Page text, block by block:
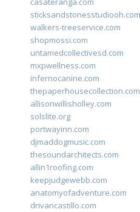
sticksandstonesstudiooh.com
walkers-treeservice.com
shopmossi.com
untamedcollectivesd.com
mxpwellness.com
infernocanine.com
thepaperhousecollection.com
allisonwillisholley.com
solslite.org
portwayinn.com
djmaddogmusic.com
thesoundarchitects.com
allin1roofing.com
keepjudgewebb.com
anatomyofadventure.com
drivancastillo.com